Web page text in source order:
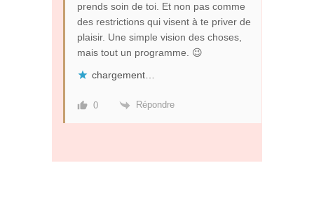
prends soin de toi. Et non pas comme
des restrictions qui visent à te priver de
plaisir. Une simple vision des choses,
mais tout un programme. 😉
chargement…
0 Répondre